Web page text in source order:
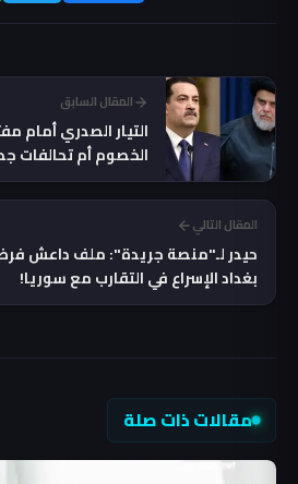
المقال السابق
التيار الصدري أمام
الخصوم أم تحالفات
المقال التالي
حيدر لـ"منصة جريدة": ملف داعش
بغداد الإسراع في التقارب مع سوريا!
مقالات ذات صلة